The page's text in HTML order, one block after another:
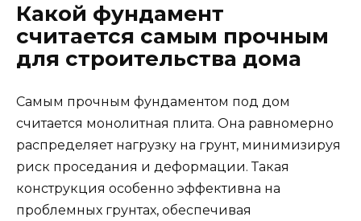
Какой фундамент
считается самым прочным
для строительства дома
Самым прочным фундаментом под дом
считается монолитная плита. Она равномерно
распределяет нагрузку на грунт, минимизируя
риск проседания и деформации. Такая
конструкция особенно эффективна на
проблемных грунтах, обеспечивая